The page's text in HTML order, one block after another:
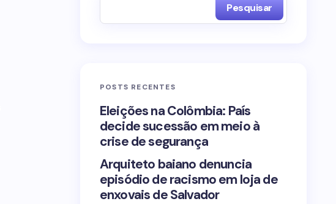
Pesquisar
POSTS RECENTES
Eleições na Colômbia: País
decide sucessão em meio à
crise de segurança
Arquiteto baiano denuncia
episódio de racismo em loja de
enxovais de Salvador